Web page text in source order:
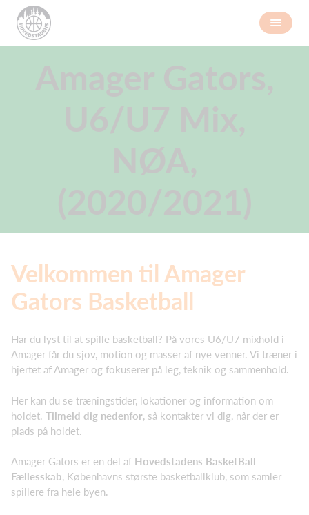
Velkommen til Amager
Gators Basketball
Har du lyst til at spille basketball? På vores U6/U7 mixhold i
Amager får du sjov, motion og masser af nye venner. Vi træner i
hjertet af Amager og fokuserer på leg, teknik og sammenhold.
Her kan du se træningstider, lokationer og information om
holdet. Tilmeld dig nedenfor , så kontakter vi dig, når der er
plads på holdet.
Amager Gators er en del af Hovedstadens BasketBall
Fællesskab, Københavns største basketballklub, som samler
spillere fra hele byen.